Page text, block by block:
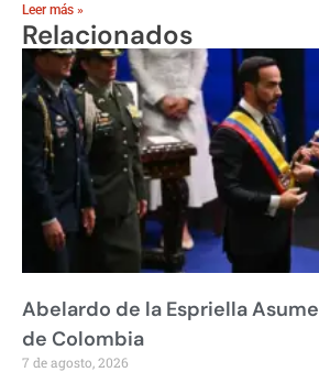
Leer más »
Relacionados
Abelardo de la Espriella
de Colombia
7 de agosto, 2026